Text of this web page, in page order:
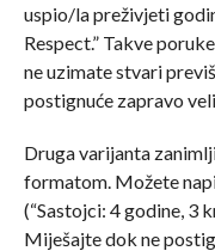
uspio/la preživjeti
Respect.” Takve
ne uzimate stvari
postignuće zapravo
Druga varijanta
formatom. Možete
(“Sastojci: 4 godine, 3
Miješajte dok ne